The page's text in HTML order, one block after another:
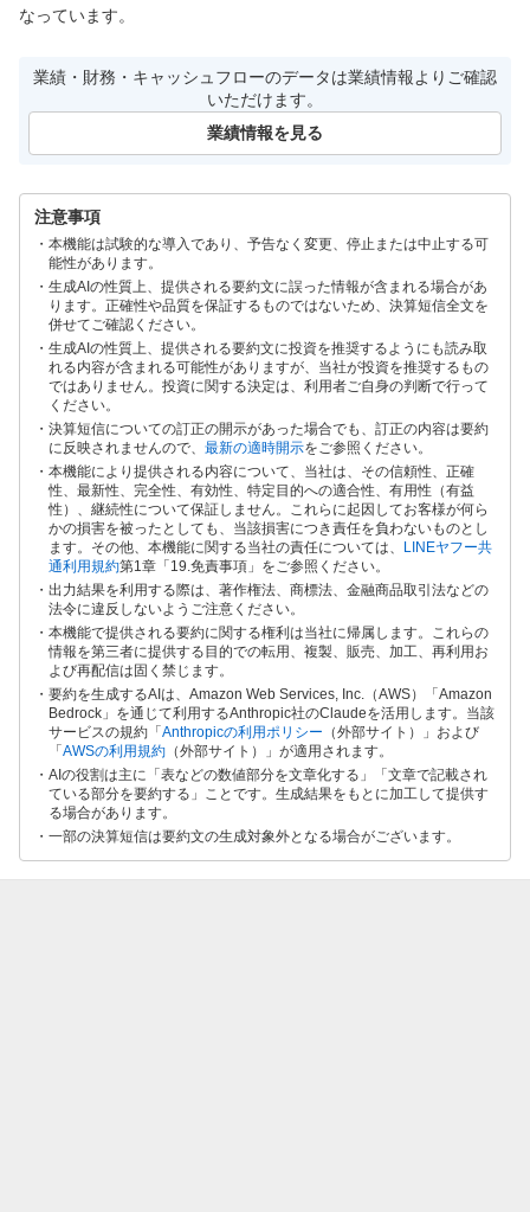
なっています。
業績・財務・キャッシュフローのデータは業績情報よりご確認
いただけます。
業績情報を見る
注意事項
本機能は試験的な導入であり、予告なく変更、停止または中止する可
能性があります。
生成AIの性質上、提供される要約文に誤った情報が含まれる場合があ
ります。正確性や品質を保証するものではないため、決算短信全文を
併せてご確認ください。
生成AIの性質上、提供される要約文に投資を推奨するようにも読み取
れる内容が含まれる可能性がありますが、当社が投資を推奨するもの
ではありません。投資に関する決定は、利用者ご自身の判断で行って
ください。
決算短信についての訂正の開示があった場合でも、訂正の内容は要約
に反映されませんので、 最新の適時開示をご参照ください。
本機能により提供される内容について、当社は、その信頼性、正確
性、最新性、完全性、有効性、特定目的への適合性、有用性（有益
性）、継続性について保証しません。これらに起因してお客様が何ら
かの損害を被ったとしても、当該損害につき責任を負わないものとし
ます。その他、本機能に関する当社の責任については、 LINEヤフー共
通利用規約第1章「19.免責事項」をご参照ください。
出力結果を利用する際は、著作権法、商標法、金融商品取引法などの
法令に違反しないようご注意ください。
本機能で提供される要約に関する権利は当社に帰属します。これらの
情報を第三者に提供する目的での転用、複製、販売、加工、再利用お
よび再配信は固く禁じます。
要約を生成するAIは、Amazon Web Services, Inc.（AWS）「Amazon
Bedrock」を通じて利用するAnthropic社のClaudeを活用します。当該
サービスの規約「Anthropicの利用ポリシー （外部サイト）」および
「AWSの利用規約 （外部サイト）」が適用されます。
AIの役割は主に「表などの数値部分を文章化する」「文章で記載され
ている部分を要約する」ことです。生成結果をもとに加工して提供す
る場合があります。
一部の決算短信は要約文の生成対象外となる場合がございます。